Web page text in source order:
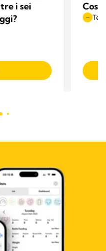
i sei